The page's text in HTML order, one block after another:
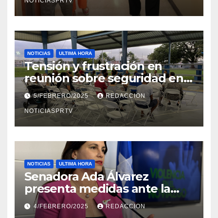
NOTICIAS ULTIMA HORA
Tensión y frustración en
reunión sobre seguridad en
Reparto Metropolitano
5/FEBRERO/2025 REDACCION
NOTICIASPRTV
NOTICIAS ULTIMA HORA
Senadora Ada Álvarez
presenta medidas ante la
violencia en el noviazgo
4/FEBRERO/2025 REDACCION